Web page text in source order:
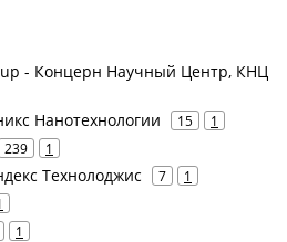
- Концерн Научный Центр, КНЦ
Нанотехнологии 15 1
239 1
Технолоджис 7 1
1